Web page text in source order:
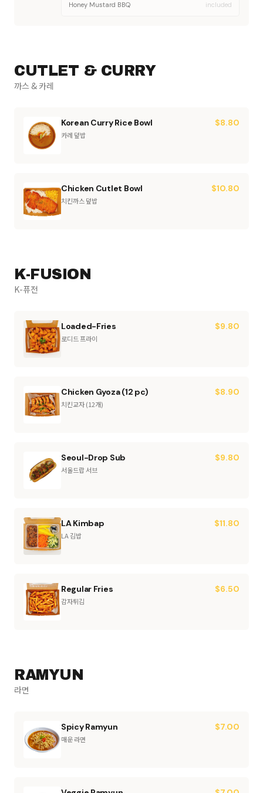
Honey Mustard BBQ
included
CUTLET & CURRY
까스 & 카레
Korean Curry Rice Bowl
카레 덮밥
$8.80
Chicken Cutlet Bowl
치킨까스 덮밥
$10.80
K-FUSION
K-퓨전
Loaded-Fries
로디드 프라이
$9.80
Chicken Gyoza (12 pc)
치킨교자 (12개)
$8.90
Seoul-Drop Sub
서울드랍 서브
$9.80
LA Kimbap
LA 김밥
$11.80
Regular Fries
감자튀김
$6.50
RAMYUN
라면
Spicy Ramyun
매운 라면
$7.00